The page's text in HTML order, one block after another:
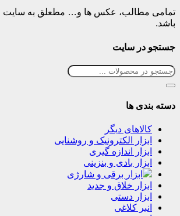
تمامی مطالب، عکس ها و… مطعلق به سایت
باشد.
جستجو در سایت
دسته بندی ها
کالاهای دیگر
ابزار الکترونیک و روشنایی
ابزار اندازه گیری
ابزار بادی و بنزینی
ابزار برقی و شارژی
ابزار خلاق و جدید
ابزار دستی
انبر کلاغی